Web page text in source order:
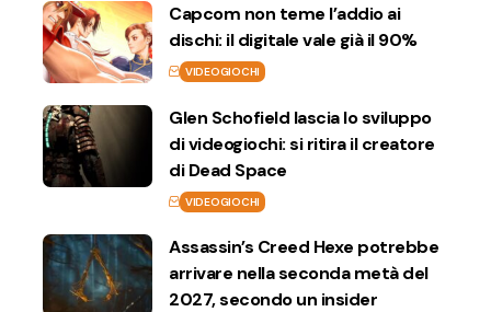
Capcom non teme l’addio ai
dischi: il digitale vale già il 90%
VIDEOGIOCHI
Glen Schofield lascia lo sviluppo
di videogiochi: si ritira il creatore
di Dead Space
VIDEOGIOCHI
Assassin’s Creed Hexe potrebbe
arrivare nella seconda metà del
2027, secondo un insider